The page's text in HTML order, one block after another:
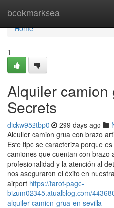
bookmarksea
Home
Home
1
Alquiler camion
Secrets
dickw952tbp0 299 days ago
Alquiler camion grua con brazo
Este tipo se caracteriza porque
camiones que cuentan con
profesionalidad y la atención al
nos aseguraron el éxito en
airport https://tarot-pago-
bizum02345.atualblog.com/
alquiler-camion-grua-en-sevilla